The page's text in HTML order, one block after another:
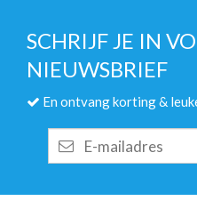
SCHRIJF JE IN
NIEUWSBRIEF
En ontvang korting &
mailadres